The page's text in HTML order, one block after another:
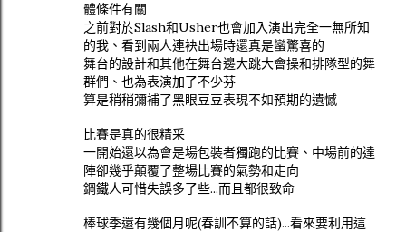
體條件有關
之前對於Slash和Usher也會加入演出完全一無所知
的我、看到兩人連袂出場時還真是蠻驚喜的
舞台的設計和其他在舞台邊大跳大會操和排隊型的舞
群們、也為表演加了不少芬
算是稍稍彌補了黑眼豆豆表現不如預期的遺憾
比賽是真的很精采
一開始還以為會是場包裝者獨跑的比賽、中場前的達
陣卻幾乎顛覆了整場比賽的氣勢和走向
鋼鐵人可惜失誤多了些...而且都很致命
棒球季還有幾個月呢(春訓不算的話)...看來要利用這